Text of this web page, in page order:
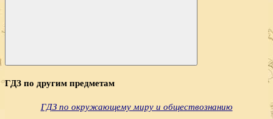
Поиск
ГДЗ по другим предметам
ГДЗ по окружающему миру и обществознанию